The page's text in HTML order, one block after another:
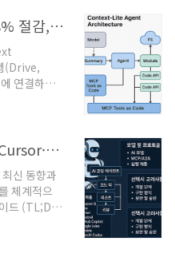
비싸진 플
5.2의 핵심
장기적인
작성/실
서 끝까지
MCP 도구를 코드로 토큰 98% 절감, Anthropic 방식 컨텍스트 오염 제거
(Drive,
연결하는
잠식해
출한 뒤 모
꾸면,
하다고 설
정의 오염:
스트를 선
토큰 문
IDE 속의 AI 코딩 에이전트: Cursor·Cline·Copilot 비교와 권장 조합
신 동향과
체계적으
드 (TL;DR)
드래프트